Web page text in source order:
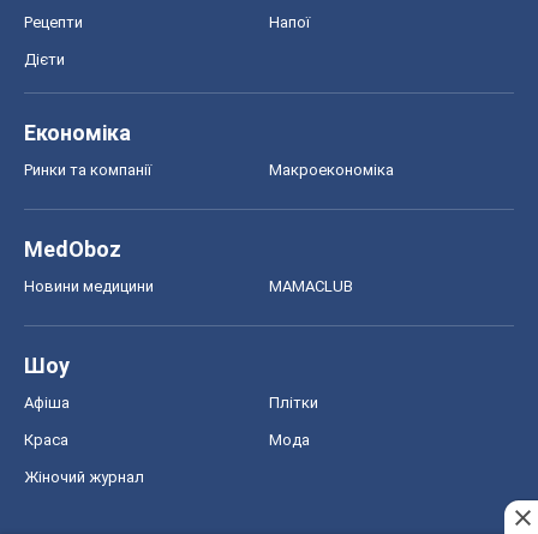
Рецепти Напої
Дієти
Економіка
Ринки та компанії Макроекономіка
MedOboz
Новини медицини MAMACLUB
Шоу
Афіша Плітки
Краса Мода
Жіночий журнал